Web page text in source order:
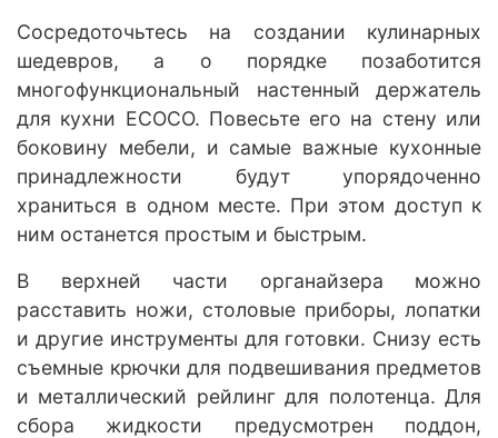
Сосредоточьтесь на создании кулинарных
шедевров, а о порядке позаботится
многофункциональный настенный держатель
для кухни ECOCO. Повесьте его на стену или
боковину мебели, и самые важные кухонные
принадлежности будут упорядоченно
храниться в одном месте. При этом доступ к
ним останется простым и быстрым.
В верхней части органайзера можно
расставить ножи, столовые приборы, лопатки
и другие инструменты для готовки. Снизу есть
съемные крючки для подвешивания предметов
и металлический рейлинг для полотенца. Для
сбора жидкости предусмотрен поддон,